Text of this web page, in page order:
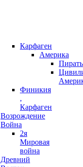
Карфаген
Америка
Финикия
,
Карфаген
Возрождение
Война
2я
Мировая
война
Древний